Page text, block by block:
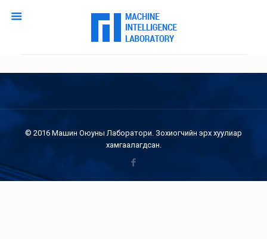
© 2016 Машин Оюуны Лаборатори. Зохиогчийн эрх хуулиар
хамгаалагдсан.